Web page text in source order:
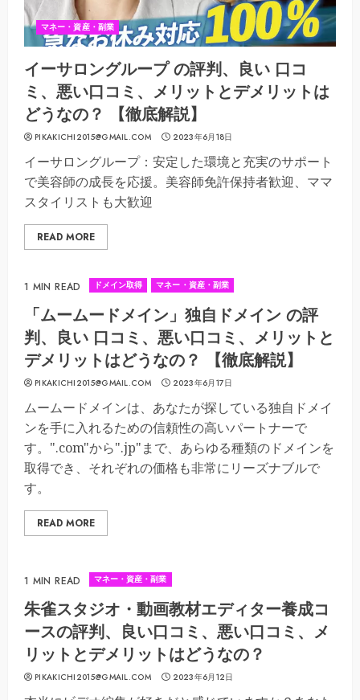
マネー・資産・副業
イーサロングループ の評判、良い 口コ
ミ、悪い口コミ、メリットとデメリットは
どうなの？ 【徹底解説】
PIKAKICHI2015@GMAIL.COM 2023年6月18日
イーサロングループ：安定した環境と充実のサポート
で美容師の成長を応援。美容師免許保持者歓迎、ママ
スタイリストも大歓迎
READ MORE
1 MIN READ ドメイン取得 マネー・資産・副業
「ムームードメイン」独自ドメイン の評
判、良い 口コミ、悪い口コミ、メリットと
デメリットはどうなの？ 【徹底解説】
PIKAKICHI2015@GMAIL.COM 2023年6月17日
ムームードメインは、あなたが探している独自ドメイ
ンを手に入れるための信頼性の高いパートナーで
す。".com"から".jp"まで、あらゆる種類のドメインを
取得でき、それぞれの価格も非常にリーズナブルで
す。
READ MORE
1 MIN READ マネー・資産・副業
朱雀スタジオ・動画教材エディター養成コ
ースの評判、良い口コミ、悪い口コミ、メ
リットとデメリットはどうなの？
PIKAKICHI2015@GMAIL.COM 2023年6月12日